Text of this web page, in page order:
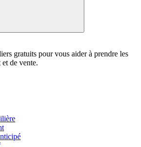
gratuits pour vous aider à prendre les
de vente.